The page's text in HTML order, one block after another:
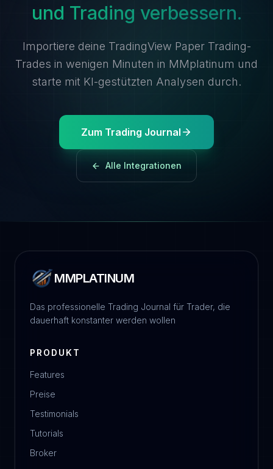
und Trading verbessern.
Importiere deine TradingView Paper Trading-
Trades in wenigen Minuten in MMplatinum und
starte mit KI-gestützten Analysen durch.
Zum Trading Journal
Alle Integrationen
MMPLATINUM
Das professionelle Trading Journal für Trader, die
dauerhaft konstanter werden wollen
PRODUKT
Features
Preise
Testimonials
Tutorials
Broker